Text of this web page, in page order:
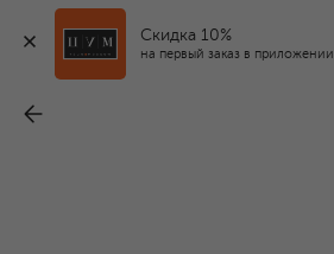
Скидка 10%
на первый заказ в приложении